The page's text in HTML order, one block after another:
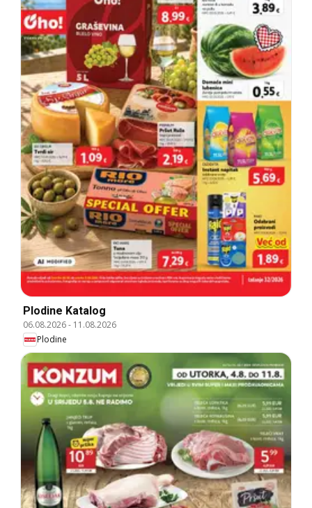
Plodine Katalog
06.08.2026- 11.08.2026
Plodine